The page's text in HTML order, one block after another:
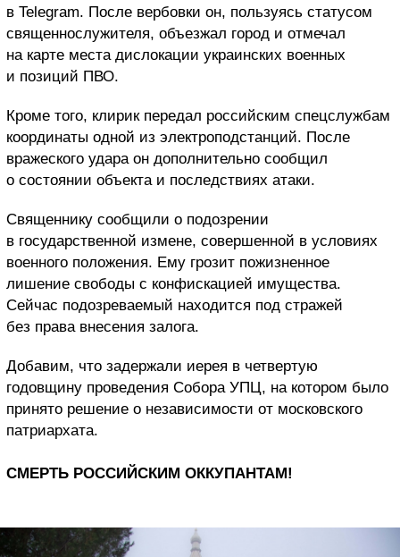
в Telegram. После вербовки он, пользуясь статусом
священнослужителя, объезжал город и отмечал
на карте места дислокации украинских военных
и позиций ПВО.
Кроме того, клирик передал российским спецслужбам
координаты одной из электроподстанций. После
вражеского удара он дополнительно сообщил
о состоянии объекта и последствиях атаки.
Священнику сообщили о подозрении
в государственной измене, совершенной в условиях
военного положения. Ему грозит пожизненное
лишение свободы с конфискацией имущества.
Сейчас подозреваемый находится под стражей
без права внесения залога.
Добавим, что задержали иерея в четвертую
годовщину проведения Собора УПЦ, на котором было
принято решение о независимости от московского
патриархата.
СМЕРТЬ РОССИЙСКИМ ОККУПАНТАМ!